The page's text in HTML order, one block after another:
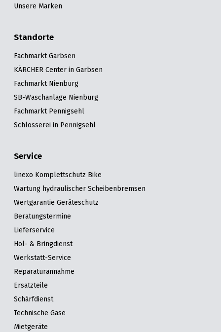
Unsere Marken
Standorte
Fachmarkt Garbsen
KÄRCHER Center in Garbsen
Fachmarkt Nienburg
SB-Waschanlage Nienburg
Fachmarkt Pennigsehl
Schlosserei in Pennigsehl
Service
linexo Komplettschutz Bike
Wartung hydraulischer Scheibenbremsen
Wertgarantie Geräteschutz
Beratungstermine
Lieferservice
Hol- & Bringdienst
Werkstatt-Service
Reparaturannahme
Ersatzteile
Schärfdienst
Technische Gase
Mietgeräte